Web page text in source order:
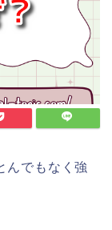
んでもなく強